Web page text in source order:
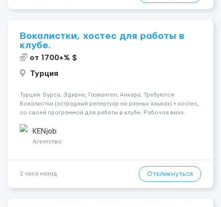
Вокалистки, хостес для работы в
клубе.
от 1700+% $
Турция
Турция: Бурса, Эдирне, Газиантеп, Анкара. Требуются:
Вокалистки (эстрадный репертуар на разных языках) + хостеc,
со своей программой для работы в клубе. Рабочая виза.
одного до трех месяцев. Мед. страховка. Высокая зарплат...
KENjob
Агентство
2 часа назад Откликнуться